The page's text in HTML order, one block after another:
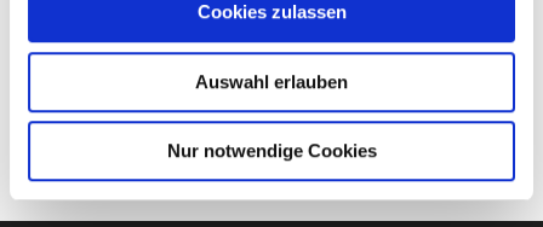
Cookies zulassen
Auswahl erlauben
Nur notwendige Cookies
Herstellerinformation